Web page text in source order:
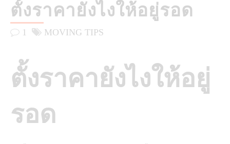
ตั้งราคายังไงให้อยู่รอด
1 MOVING TIPS
ตั้งราคายังไงให้อยู่
รอด